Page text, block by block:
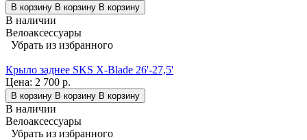
В корзину В корзину В корзину
В наличии
Велоаксессуары
Убрать из избранного
Крыло заднее SKS X-Blade 26'-27,5'
Цена: 2 700 р.
В корзину В корзину В корзину
В наличии
Велоаксессуары
Убрать из избранного